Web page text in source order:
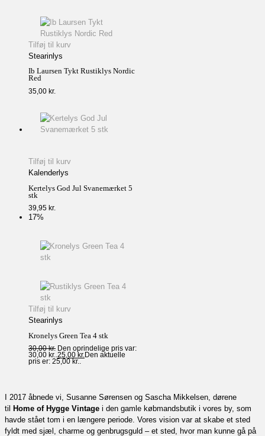
Tilføj til kurv
Stearinlys
Ib Laursen Tykt Rustiklys Nordic
Red
35,00 kr.
Tilføj til kurv
Kalenderlys
Kertelys God Jul Svanemærket 5
stk
39,95 kr.
17%
Tilføj til kurv
Stearinlys
Kronelys Green Tea 4 stk
30,00kr. Den oprindelige pris var:
30,00 kr..25,00 kr.Den aktuelle
pris er: 25,00 kr..
I 2017 åbnede vi, Susanne Sørensen og Sascha Mikkelsen, dørene
til
Home of Hygge Vintage i den gamle købmandsbutik i vores by, som
havde stået tom i en længere periode. Vores vision var at skabe et sted
fyldt med sjæl, charme og genbrugsguld – et sted, hvor man kunne gå på